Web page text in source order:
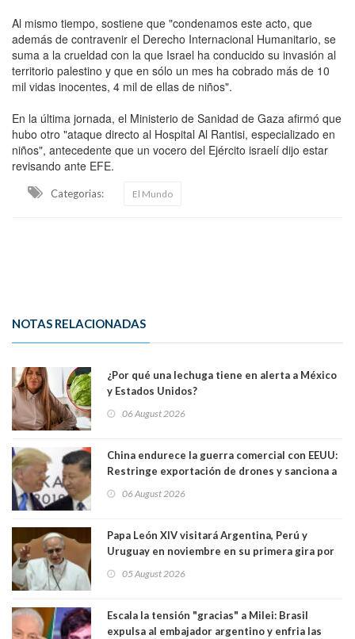
Al mismo tiempo, sostiene que "condenamos este acto, que
además de contravenir el Derecho Internacional Humanitario, se
suma a la crueldad con la que Israel ha conducido su invasión al
territorio palestino y que en sólo un mes ha cobrado más de 10
mil vidas inocentes, 4 mil de ellas de niños".
En la última jornada, el Ministerio de Sanidad de Gaza afirmó que
hubo otro "ataque directo al Hospital Al Rantisi, especializado en
niños", antecedente que un vocero del Ejército israelí dijo estar
revisando ante EFE.
Categorias: El Mundo
NOTAS RELACIONADAS
¿Por qué una lechuga tiene en alerta a México
y Estados Unidos?
06 August 2026
China endurece la guerra comercial con EEUU:
Restringe exportación de drones y sanciona a
06 August 2026
Papa León XIV visitará Argentina, Perú y
Uruguay en noviembre en su primera gira por
05 August 2026
Escala la tensión "gracias" a Milei: Brasil
expulsa al embajador argentino y enfria las